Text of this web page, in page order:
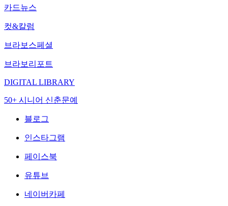
카드뉴스
컷&칼럼
브라보스페셜
브라보리포트
DIGITAL LIBRARY
50+ 시니어 신춘문예
블로그
인스타그램
페이스북
유튜브
네이버카페